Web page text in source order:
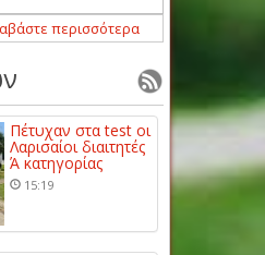
Ρούλι 12:54
περισσότερα
Πέτυχαν στα test οι
Λαρισαίοι διαιτητές
Ά κατηγορίας
15:19